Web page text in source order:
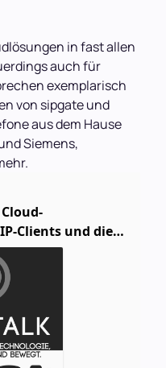
in fast allen
auch für
exemplarisch
von sipgate und
aus dem Hause
Siemens,